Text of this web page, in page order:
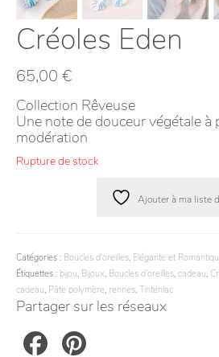
Créoles Eden
65,00 €
Collection Rêveuse
Une note de douceur végétale à
modération
Rupture de stock
Ajouter à ma liste
Catégories : Boucles d'oreilles, Elégante et
Étiquettes : bijou, Bijoux, Boucles d'oreilles, cadeau,
cadeau, Pâte polymère, rennes, Tinténiac
Partager sur les réseaux
Facebook